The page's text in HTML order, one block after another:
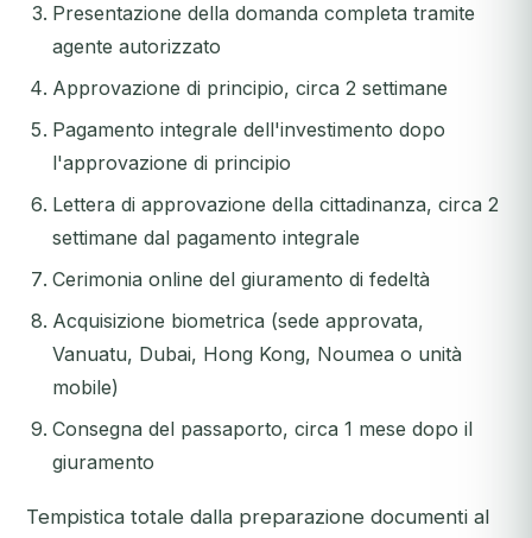
Presentazione della domanda completa tramite
agente autorizzato
Approvazione di principio, circa 2 settimane
Pagamento integrale dell'investimento dopo
l'approvazione di principio
Lettera di approvazione della cittadinanza, circa 2
settimane dal pagamento integrale
Cerimonia online del giuramento di fedeltà
Acquisizione biometrica (sede approvata,
Vanuatu, Dubai, Hong Kong, Noumea o unità
mobile)
Consegna del passaporto, circa 1 mese dopo il
giuramento
Tempistica totale dalla preparazione documenti al